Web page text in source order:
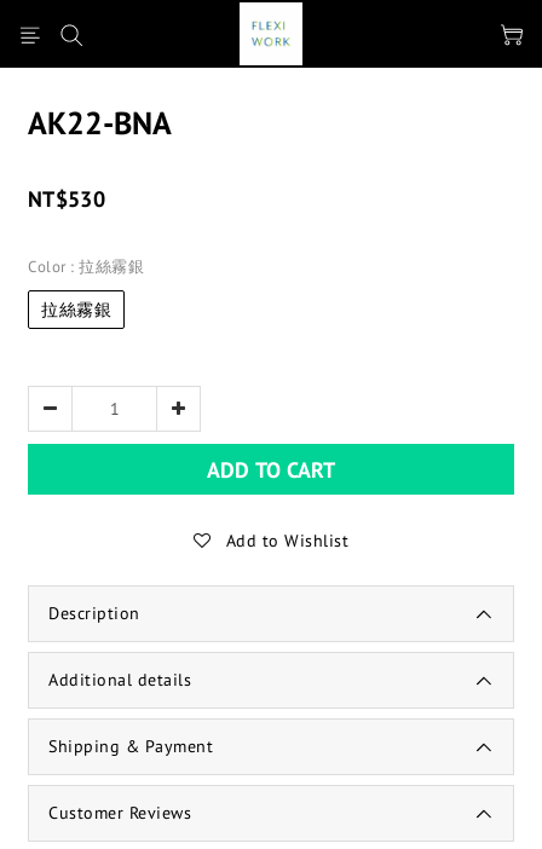
AK22-BNA
NT$530
Color : 拉絲霧銀
拉絲霧銀
ADD TO CART
Add to Wishlist
Description
Additional details
Shipping & Payment
Customer Reviews